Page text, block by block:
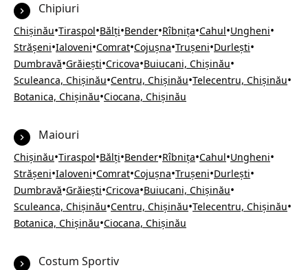
Chipiuri
Chișinău•Tiraspol•Bălți•Bender•Rîbnița•Cahul•Ungheni•
Strășeni•Ialoveni•Comrat•Cojușna•Trușeni•Durlești•
Dumbravă•Grăiești•Cricova•Buiucani, Chișinău•
Sculeanca, Chișinău•Centru, Chișinău•Telecentru, Chișinău•
Botanica, Chișinău•Ciocana, Chișinău
Maiouri
Chișinău•Tiraspol•Bălți•Bender•Rîbnița•Cahul•Ungheni•
Strășeni•Ialoveni•Comrat•Cojușna•Trușeni•Durlești•
Dumbravă•Grăiești•Cricova•Buiucani, Chișinău•
Sculeanca, Chișinău•Centru, Chișinău•Telecentru, Chișinău•
Botanica, Chișinău•Ciocana, Chișinău
Costum Sportiv